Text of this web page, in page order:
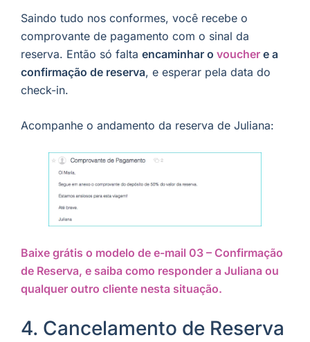
Saindo tudo nos conformes, você recebe o
comprovante de pagamento com o sinal da
reserva. Então só falta encaminhar o voucher e a
confirmação de reserva, e esperar pela data do
check-in.
Acompanhe o andamento da reserva de Juliana:
Baixe grátis o modelo de e-mail 03 – Confirmação
de Reserva, e saiba como responder a Juliana ou
qualquer outro cliente nesta situação.
4. Cancelamento de Reserva